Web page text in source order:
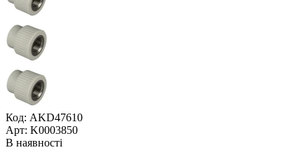
Код: AKD47610
Арт: K0003850
В наявності